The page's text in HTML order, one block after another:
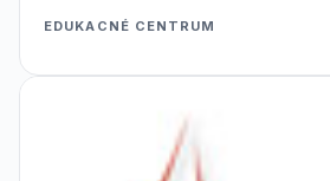
EDUKACNÉ CENTRUM